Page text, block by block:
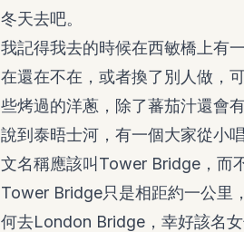
冬天去吧。
我記得我去的時候在西敏橋上有
在還在不在，或者換了別人做，
些烤過的洋蔥，除了蕃茄汁還會
說到泰晤士河，有一個大家從小
文名稱應該叫Tower Bridge，而
Tower Bridge只是相距約一公里
何去London Bridge，幸好該名